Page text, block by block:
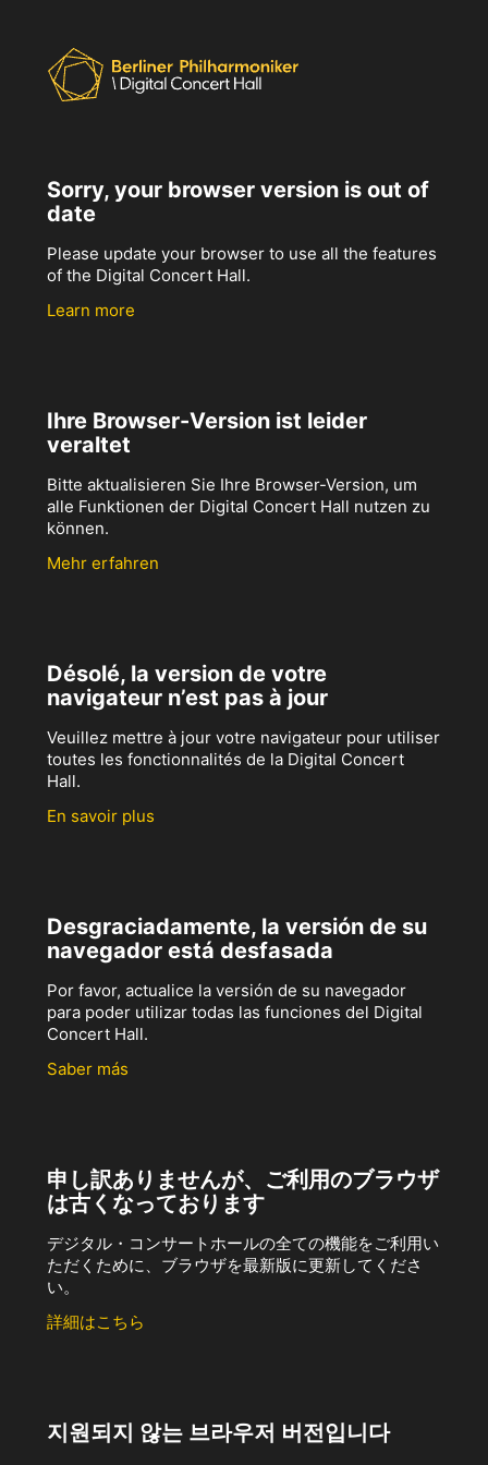
Sorry, your browser version is out of
date
Please update your browser to use all the features
of the Digital Concert Hall.
Learn more
Ihre Browser-Version ist leider
veraltet
Bitte aktualisieren Sie Ihre Browser-Version, um
alle Funktionen der Digital Concert Hall nutzen zu
können.
Mehr erfahren
Désolé, la version de votre
navigateur n’est pas à jour
Veuillez mettre à jour votre navigateur pour utiliser
toutes les fonctionnalités de la Digital Concert
Hall.
En savoir plus
Desgraciadamente, la versión de su
navegador está desfasada
Por favor, actualice la versión de su navegador
para poder utilizar todas las funciones del Digital
Concert Hall.
Saber más
申し訳ありませんが、ご利用のブラウザ
は古くなっております
デジタル・コンサートホールの全ての機能をご利用い
ただくために、ブラウザを最新版に更新してくださ
い。
詳細はこちら
지원되지 않는 브라우저 버전입니다